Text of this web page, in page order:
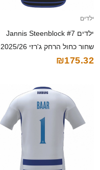
ילדים
ילדים Jannis Steenblock #7
שחור כחול הרחק ג'רזי 2025/26
חולצה קצרה
₪175.32